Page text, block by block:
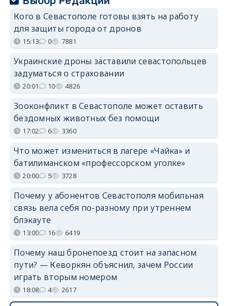
Кого в Севастополе готовы взять на работу
для защиты города от дронов
15:13 0 7881
Украинские дроны заставили севастопольцев
задуматься о страховании
20:01 10 4826
Зооконфликт в Севастополе может оставить
бездомных животных без помощи
17:02 6 3360
Что может измениться в лагере «Чайка» и
батилиманском «профессорском уголке»
20:00 5 3728
Почему у абонентов Севастополя мобильная
связь вела себя по-разному при утреннем
блэкауте
13:00 16 6419
Почему наш бронепоезд стоит на запасном
пути? — Кеворкян объяснил, зачем России
играть вторым номером
18:08 4 2617